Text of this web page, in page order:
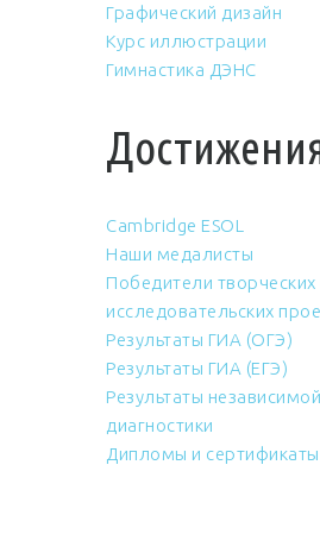
Графический дизайн
Курс иллюстрации
Гимнастика ДЭНС
Cambridge ESOL
Наши медалисты
Победители творческих
исследовательских
Результаты ГИА (ОГЭ)
Результаты ГИА (ЕГЭ)
Результаты независимой
диагностики
Дипломы и сертификаты